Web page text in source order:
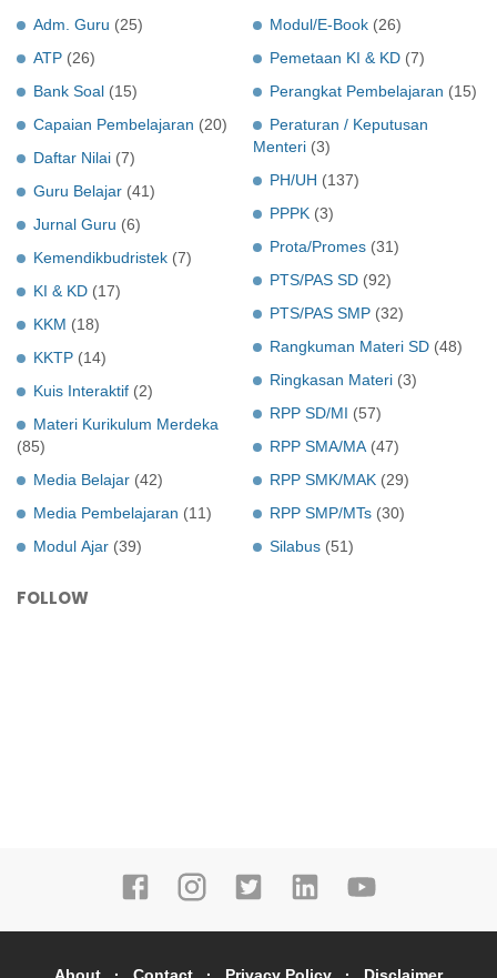
Adm. Guru (25)
ATP (26)
Bank Soal (15)
Capaian Pembelajaran (20)
Daftar Nilai (7)
Guru Belajar (41)
Jurnal Guru (6)
Kemendikbudristek (7)
KI & KD (17)
KKM (18)
KKTP (14)
Kuis Interaktif (2)
Materi Kurikulum Merdeka
(85)
Media Belajar (42)
Media Pembelajaran (11)
Modul Ajar (39)
Modul/E-Book (26)
Pemetaan KI & KD (7)
Perangkat Pembelajaran (15)
Peraturan / Keputusan
Menteri (3)
PH/UH (137)
PPPK (3)
Prota/Promes (31)
PTS/PAS SD (92)
PTS/PAS SMP (32)
Rangkuman Materi SD (48)
Ringkasan Materi (3)
RPP SD/MI (57)
RPP SMA/MA (47)
RPP SMK/MAK (29)
RPP SMP/MTs (30)
Silabus (51)
FOLLOW